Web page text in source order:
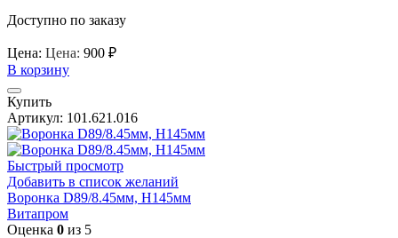
Доступно по заказу
Цена: Цена: 900 ₽
В корзину
Купить
Артикул: 101.621.016
Быстрый просмотр
Добавить в список желаний
Воронка D89/8.45мм, H145мм
Витапром
Оценка 0 из 5